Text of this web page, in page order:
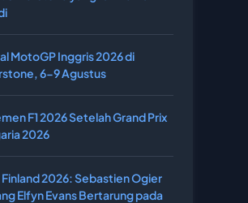
MotoGP Inggris 2026 di
6-9 Agustus
F1 2026 Setelah Grand Prix
2026
Finland 2026: Sebastien Ogier
Elfyn Evans Bertarung pada